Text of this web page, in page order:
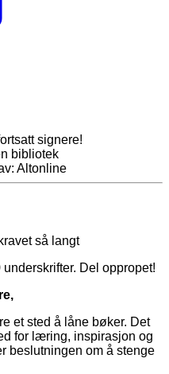
signere!
bibliotek
Altonline
så langt
Del oppropet!
et sted å låne bøker. Det
for læring, inspirasjon og
beslutningen om å stenge